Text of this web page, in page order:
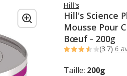
Hill's
Hill's Science
Mousse Pour
Bœuf - 200g
(3.7) 6
Taille: 200g